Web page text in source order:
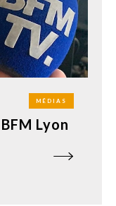
MÉDIAS
Lyon